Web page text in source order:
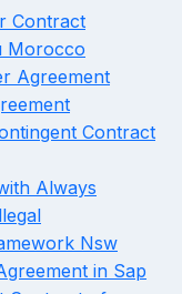
Contract
Morocco
Agreement
Contract
Always
Nsw
in Sap